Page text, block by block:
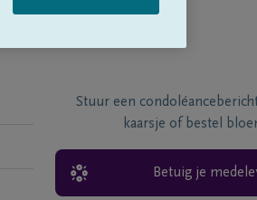
Stuur een
kaarsje of bestel
Betuig je